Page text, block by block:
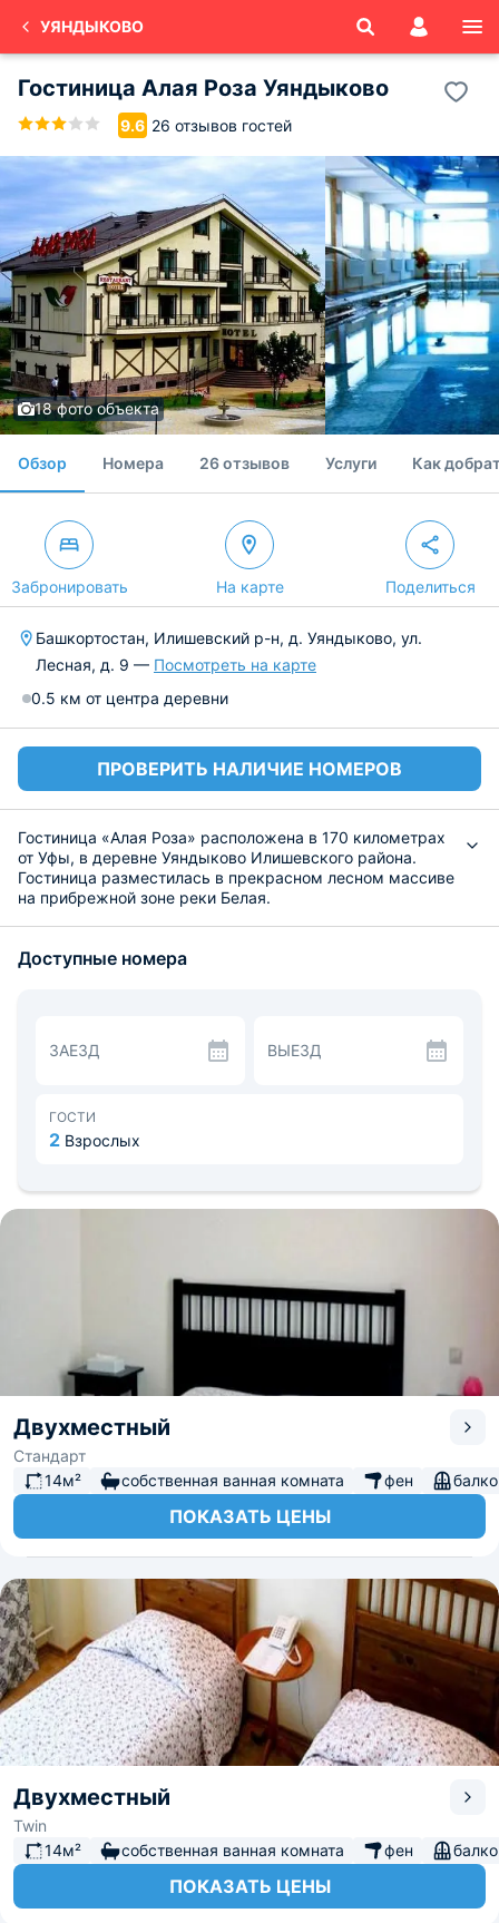
УЯНДЫКОВО
Гостиница Алая Роза Уяндыково
9.6 26 отзывов гостей
18 фото объекта
Обзор Номера 26 отзывов Услуги Как
Забронировать На карте Поделиться
Башкортостан, Илишевский р-н, д. Уяндыково, ул.
Лесная, д. 9 — Посмотреть на карте
0.5 км от центра деревни
ПРОВЕРИТЬ НАЛИЧИЕ НОМЕРОВ
Гостиница «Алая Роза» расположена в 170 километрах
от Уфы, в деревне Уяндыково Илишевского района.
Гостиница разместилась в прекрасном лесном массиве
на прибрежной зоне реки Белая.
класса «люкс». Все номера оснащены необходимой
услугам гостей финская сауна, турецкий хамам,
бассейн, солярий и гидромассажные ванны.
открывается горнолыжная трасса длиной 220 метров,
перепадом в 45 градусов.
Доступные номера
ЗАЕЗД ВЫЕЗД
ГОСТИ
2 Взрослых
Двухместный
Стандарт
14м²
собственная ванная комната фен
ПОКАЗАТЬ ЦЕНЫ
Двухместный
Twin
14м²
собственная ванная комната фен
ПОКАЗАТЬ ЦЕНЫ